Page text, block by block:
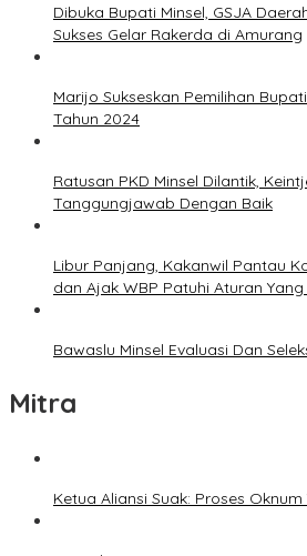
Dibuka Bupati Minsel, GSJA
Sukses Gelar Rakerda di Amurang
Marijo Sukseskan Pemilihan
Tahun 2024
Ratusan PKD Minsel Dilantik,
Tanggungjawab Dengan Baik
Libur Panjang, Kakanwil Pantau
dan Ajak WBP Patuhi Aturan Yang
Bawaslu Minsel Evaluasi Dan
Mitra
Ketua Aliansi Suak: Proses